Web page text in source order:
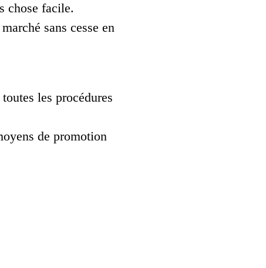
chose facile.
sans cesse en
les procédures
de promotion